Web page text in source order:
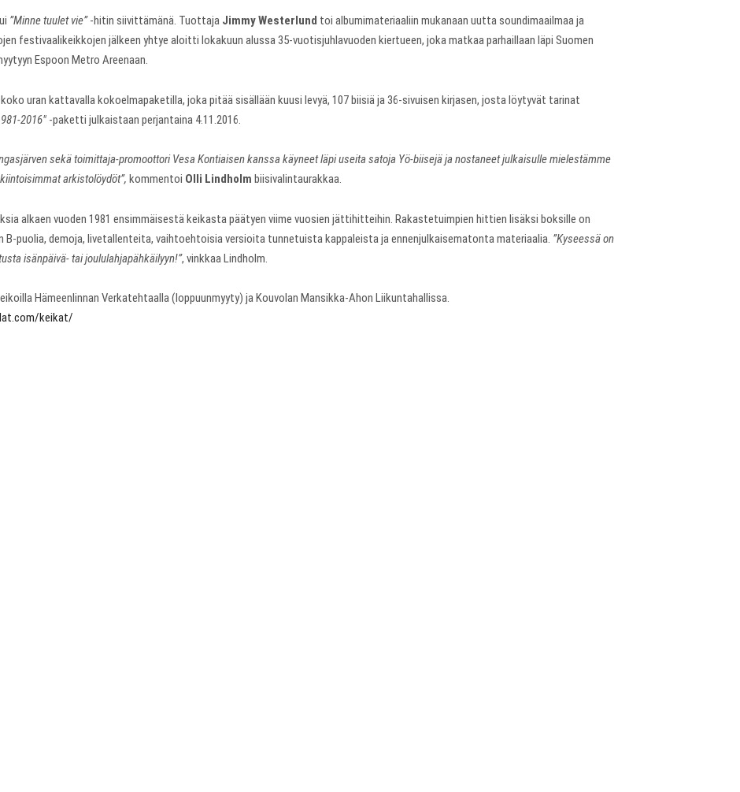
”Minne tuulet vie”-hitin siivittämänä. Tuottaja Jimmy Westerlund toi albumimateriaaliin mukanaan uutta soundimaailmaa ja
festivaalikeikkojen jälkeen yhtye aloitti lokakuun alussa 35-vuotisjuhlavuoden kiertueen, joka matkaa parhaillaan läpi Suomen
Espoon Metro Areenaan.
uran kattavalla kokoelmapaketilla, joka pitää sisällään kuusi levyä, 107 biisiä ja 36-sivuisen kirjasen, josta löytyvät tarinat
2016″ -paketti julkaistaan perjantaina 4.11.2016.
sekä toimittaja-promoottori Vesa Kontiaisen kanssa käyneet läpi useita satoja Yö-biisejä ja nostaneet julkaisulle mielestämme
arkistolöydöt”, kommentoi Olli Lindholm biisivalintaurakkaa.
alkaen vuoden 1981 ensimmäisestä keikasta päätyen viime vuosien jättihitteihin. Rakastetuimpien hittien lisäksi boksille on
B-puolia, demoja, livetallenteita, vaihtoehtoisia versioita tunnetuista kappaleista ja ennenjulkaisematonta materiaalia. ”Kyseessä on
isänpäivä- tai joululahjapähkäilyyn!”, vinkkaa Lindholm.
Hämeenlinnan Verkatehtaalla (loppuunmyyty) ja Kouvolan Mansikka-Ahon Liikuntahallissa.
keikat/